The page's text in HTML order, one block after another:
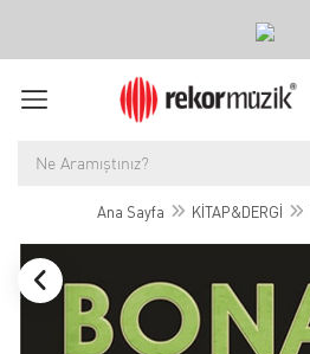
Ana Sayfa KİTAP&DERGİ